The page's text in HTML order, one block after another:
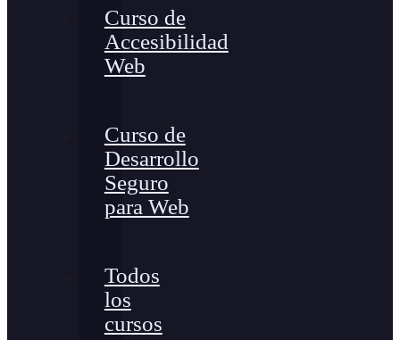
Curso de
Accesibilidad
Web
Curso de
Desarrollo
Seguro
para Web
Todos
los
cursos